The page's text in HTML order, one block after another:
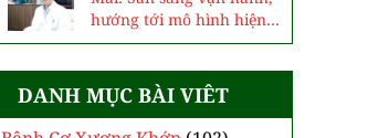
hướng tới mô hình hiện
đại, chuyên sâu
DANH MỤC BÀI VIÊT